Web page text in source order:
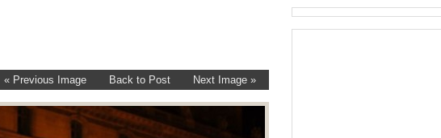
« Previous Image Back to Post Next Image »